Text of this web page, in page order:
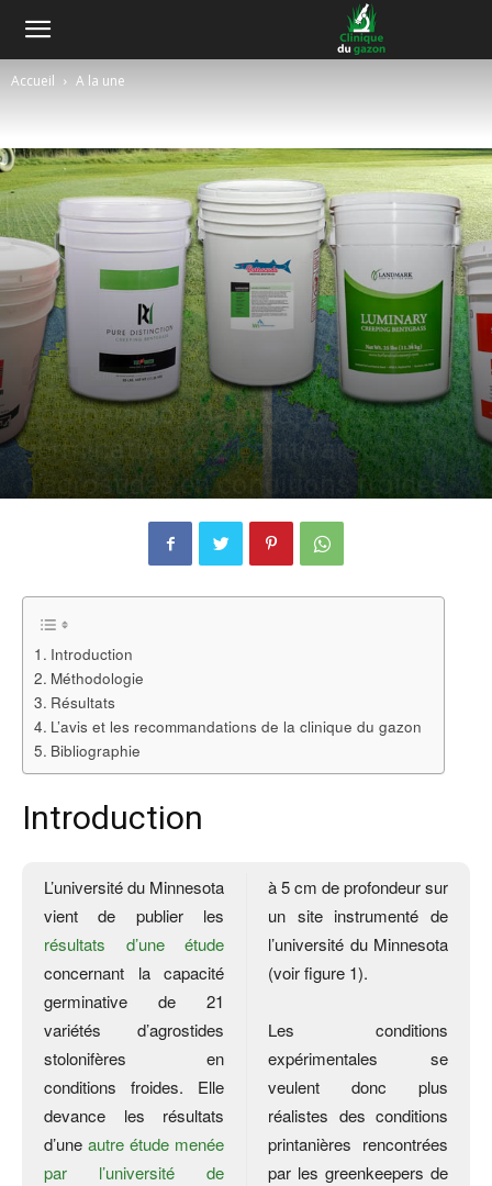
Accueil A la une
A la une Semences
Comparaison de la capacité
germinative de 21 cultivars
d’agrostides en conditions froides
Romain GIRAUD - 5 avril 2019 0
Introduction
Méthodologie
Résultats
L’avis et les recommandations de la clinique du gazon
Bibliographie
Introduction
L’université du Minnesota
vient de publier les
résultats d’une étude
concernant la capacité
germinative de 21
variétés d’agrostides
stolonifères en
conditions froides. Elle
devance les résultats
d’une autre étude menée
par l’université de
à 5 cm de profondeur sur
un site instrumenté de
l’université du Minnesota
(voir figure 1).
Les conditions
expérimentales se
veulent donc plus
réalistes des conditions
printanières rencontrées
par les greenkeepers de